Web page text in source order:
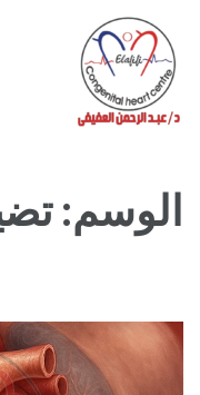
المحتوى
(اضغط
Enter)
الوسم: